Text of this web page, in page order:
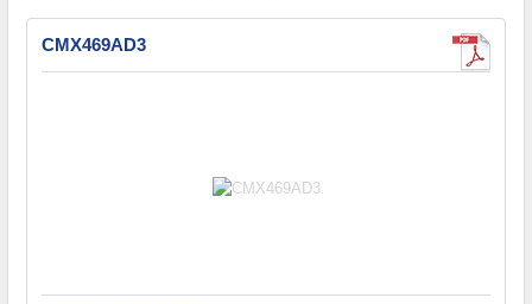
CMX469AD3